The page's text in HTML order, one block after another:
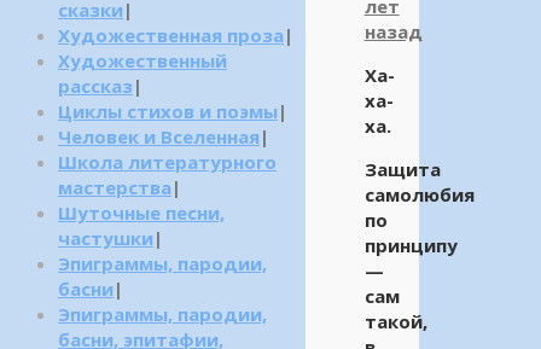
лет
назад
Ха-
ха-
ха.
Защита
самолюбия
по
принципу
—
сам
такой,
сказки |
Художественная проза |
Художественный
рассказ |
Циклы стихов и поэмы |
Человек и Вселенная |
Школа литературного
мастерства |
Шуточные песни,
частушки |
Эпиграммы, пародии,
басни |
Эпиграммы, пародии,
басни, эпитафии,